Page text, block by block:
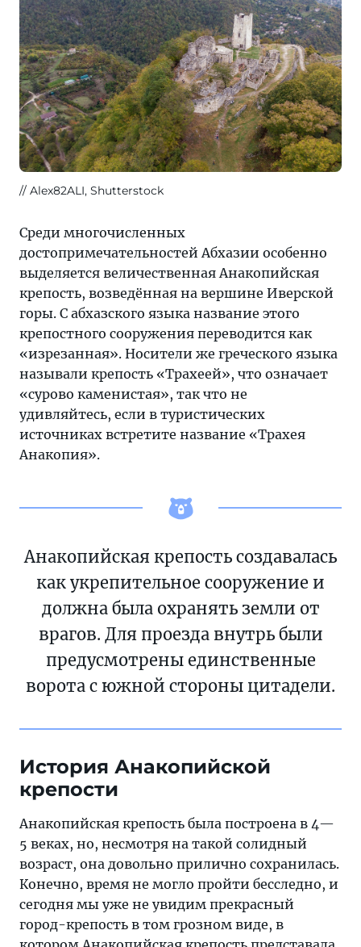
Alex82ALI, Shutterstock
Среди многочисленных
достопримечательностей Абхазии особенно
выделяется величественная Анакопийская
крепость, возведённая на вершине Иверской
горы. С абхазского языка название этого
крепостного сооружения переводится как
«изрезанная». Носители же греческого языка
называли крепость «Трахеей», что означает
«сурово каменистая», так что не
удивляйтесь, если в туристических
источниках встретите название «Трахея
Анакопия».
Анакопийская крепость создавалась
как укрепительное сооружение и
должна была охранять земли от
врагов. Для проезда внутрь были
предусмотрены единственные
ворота с южной стороны цитадели.
История Анакопийской
крепости
Анакопийская крепость была построена в 4—
5 веках, но, несмотря на такой солидный
возраст, она довольно прилично сохранилась.
Конечно, время не могло пройти бесследно, и
сегодня мы уже не увидим прекрасный
город-крепость в том грозном виде, в